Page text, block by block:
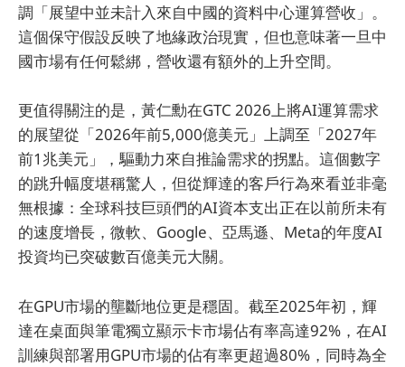
調「展望中並未計入來自中國的資料中心運算營收」。
這個保守假設反映了地緣政治現實，但也意味著一旦中
國市場有任何鬆綁，營收還有額外的上升空間。
更值得關注的是，黃仁勳在GTC 2026上將AI運算需求
的展望從「2026年前5,000億美元」上調至「2027年
前1兆美元」，驅動力來自推論需求的拐點。這個數字
的跳升幅度堪稱驚人，但從輝達的客戶行為來看並非毫
無根據：全球科技巨頭們的AI資本支出正在以前所未有
的速度增長，微軟、Google、亞馬遜、Meta的年度AI
投資均已突破數百億美元大關。
在GPU市場的壟斷地位更是穩固。截至2025年初，輝
達在桌面與筆電獨立顯示卡市場佔有率高達92%，在AI
訓練與部署用GPU市場的佔有率更超過80%，同時為全